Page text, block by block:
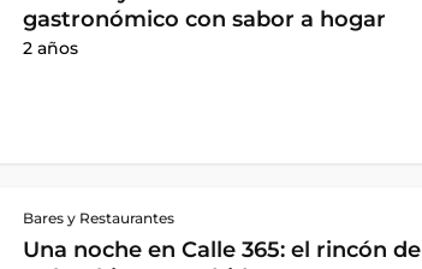
gastronómico con sabor a hogar
2 años
Bares y Restaurantes
Una noche en Calle 365: el rincón de